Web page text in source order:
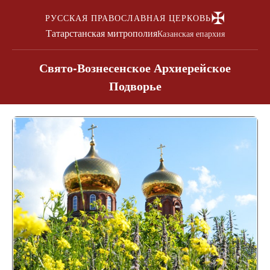
РУССКАЯ ПРАВОСЛАВНАЯ ЦЕРКОВЬ✠
Татарстанская митрополияКазанская епархия
Свято-Вознесенское Архиерейское
Подворье